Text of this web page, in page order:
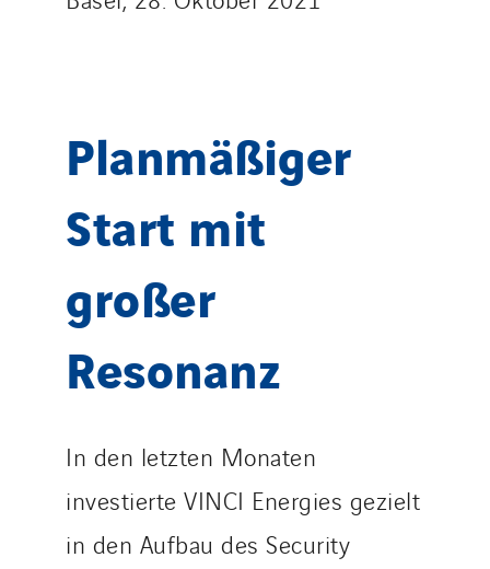
Planmäßiger
Start mit
großer
Resonanz
In den letzten Monaten
investierte VINCI Energies gezielt
in den Aufbau des Security